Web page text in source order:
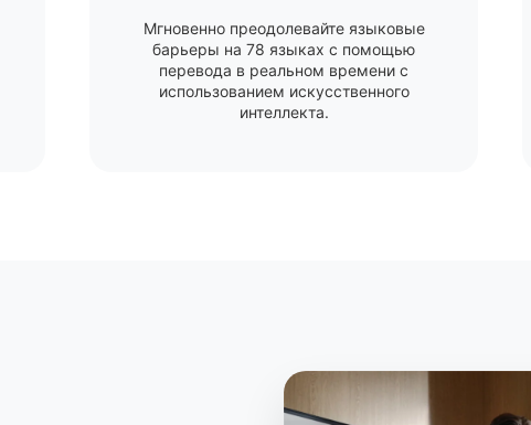
Мгновенно преодолевайте языковые
барьеры на 78 языках с помощью
перевода в реальном времени с
использованием искусственного
интеллекта.